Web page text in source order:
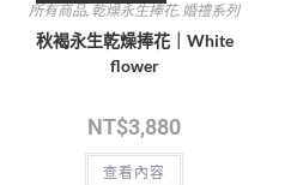
所有商品, 乾燥永生捧花, 婚禮系列
秋褐永生乾燥捧花｜White
flower
NT$3,880
查看內容